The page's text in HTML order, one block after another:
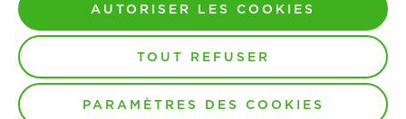
© Copyright 2021-2026 - Tous les contenus, notamment
les textes, photographies et éléments graphiques sont
protégés par le droit d'auteur. Tous droits, incluant la
reproduction, la publication, l'édition et la traduction,
sont réservés par MANN+HUMMEL.
AUTORISER LES COOKIES
TOUT REFUSER
PARAMÈTRES DES COOKIES